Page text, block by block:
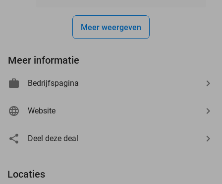
Meer weergeven
Meer informatie
Bedrijfspagina
Website
Deel deze deal
Locaties